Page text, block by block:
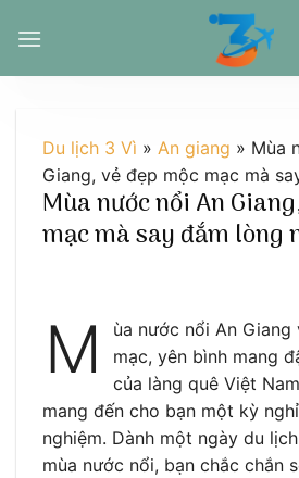
đến
Du lịch 3 Vì » An giang » Mùa
Giang, vẻ đẹp mộc mạc mà
Mùa nước nổi An
mạc mà say đắm lòng
M
ùa nước nổi An
mạc, yên bình mang
của làng quê Việt
mang đến cho bạn một kỳ
nghiệm. Dành một ngày du
mùa nước nổi, bạn chắc chắn